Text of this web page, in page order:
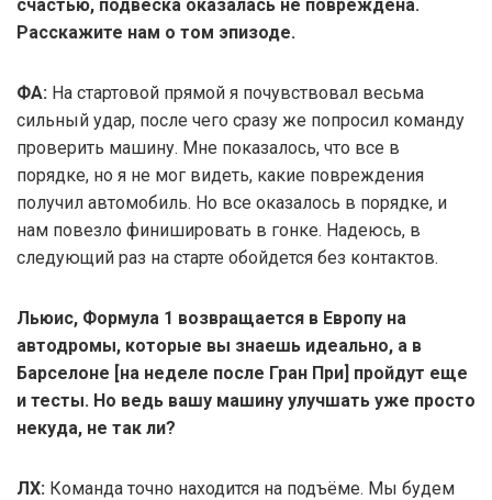
счастью, подвеска оказалась не повреждена.
Расскажите нам о том эпизоде.
ФА: На стартовой прямой я почувствовал весьма
сильный удар, после чего сразу же попросил команду
проверить машину. Мне показалось, что все в
порядке, но я не мог видеть, какие повреждения
получил автомобиль. Но все оказалось в порядке, и
нам повезло финишировать в гонке. Надеюсь, в
следующий раз на старте обойдется без контактов.
Льюис, Формула 1 возвращается в Европу на
автодромы, которые вы знаешь идеально, а в
Барселоне [на неделе после Гран При] пройдут еще
и тесты. Но ведь вашу машину улучшать уже просто
некуда, не так ли?
ЛХ: Команда точно находится на подъёме. Мы будем